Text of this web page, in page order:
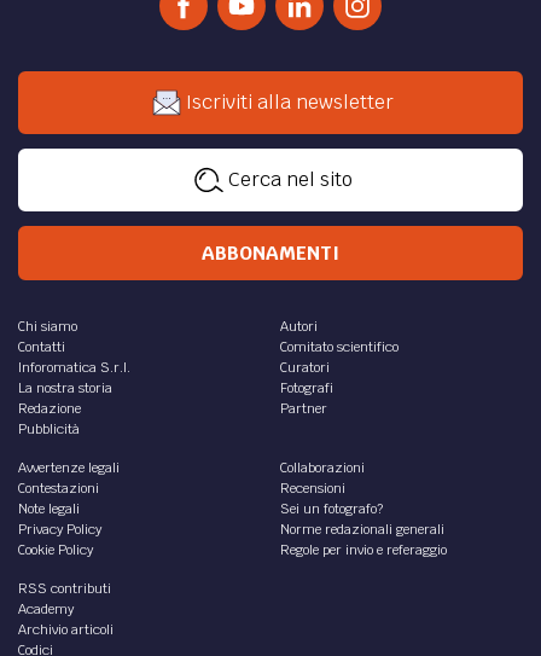
Iscriviti alla newsletter
Cerca nel sito
ABBONAMENTI
Chi siamo
Contatti
Inforomatica S.r.l.
La nostra storia
Redazione
Pubblicità
Autori
Comitato scientifico
Curatori
Fotografi
Partner
Avvertenze legali
Contestazioni
Note legali
Privacy Policy
Cookie Policy
Collaborazioni
Recensioni
Sei un fotografo?
Norme redazionali generali
Regole per invio e referaggio
RSS contributi
Academy
Archivio articoli
Codici